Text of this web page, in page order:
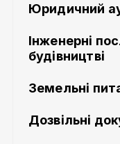
Юридичний
Інженерні
будівництві
Земельні
Дозвільні